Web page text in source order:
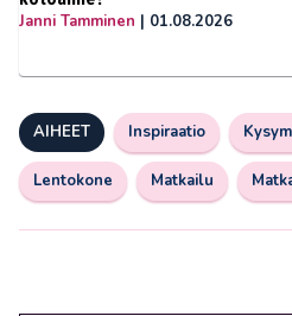
Janni Tamminen | 01.08.2026
AIHEET Inspiraatio
Lentokone Matkailu